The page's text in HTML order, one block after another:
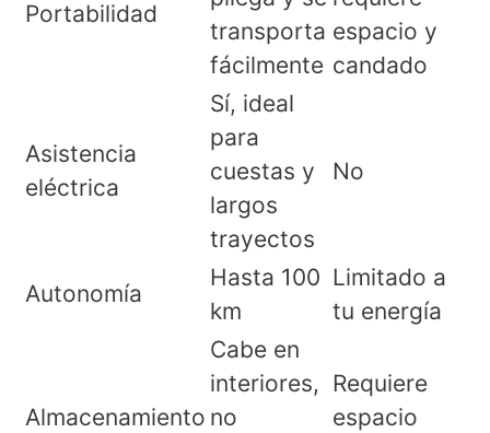
Portabilidad
transporta
fácilmente
espacio y
candado
Asistencia
eléctrica
Sí, ideal
para
cuestas y
largos
trayectos
No
Autonomía
Hasta 100
km
Limitado a
tu energía
Almacenamiento
Cabe en
interiores,
no
Requiere
espacio